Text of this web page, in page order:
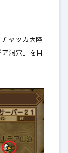
ャッカ大陸
洞穴」を目